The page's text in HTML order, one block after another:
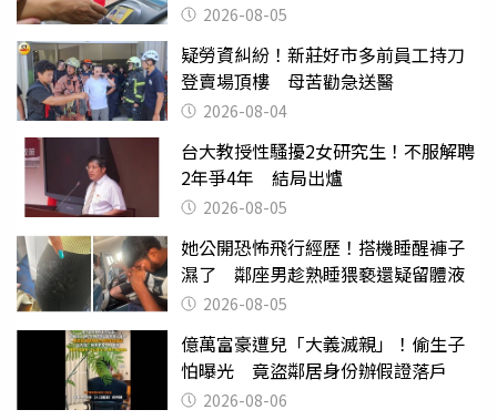
2026-08-05
疑勞資糾紛！新莊好市多前員工持刀
登賣場頂樓 母苦勸急送醫
2026-08-04
台大教授性騷擾2女研究生！不服解聘
2年爭4年 結局出爐
2026-08-05
她公開恐怖飛行經歷！搭機睡醒褲子
濕了 鄰座男趁熟睡猥褻還疑留體液
2026-08-05
億萬富豪遭兒「大義滅親」！偷生子
怕曝光 竟盜鄰居身份辦假證落戶
2026-08-06